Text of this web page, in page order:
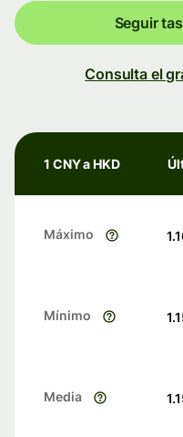
Seguir
Consulta el
1 CNY a HKD
Máximo
Mínimo
Media